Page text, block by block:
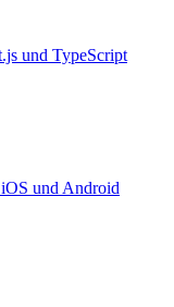
und TypeScript
und Android